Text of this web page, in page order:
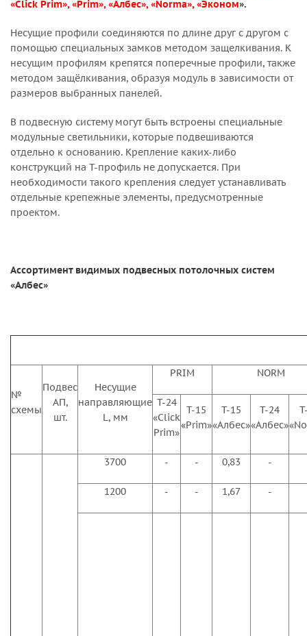
«Click Prim», «Prim», «Албес», «Norma», «Эконом».
Несущие профили соединяются по длине друг с другом с
помощью специальных замков методом защелкивания. К
несущим профилям крепятся поперечные профили, также
методом защёлкивания, образуя модуль в зависимости от
размеров выбранных панелей.
В подвесную систему могут быть встроены специальные
модульные светильники, которые подвешиваются
отдельно к основанию. Крепление каких-либо
конструкций на Т-профиль не допускается. При
необходимости такого крепления следует устанавливать
отдельные крепежные элементы, предусмотренные
проектом.
Ассортимент видимых подвесных потолочных систем
«Албес»
№
схемы
Подвес
АП,
шт.
Несущие
направляющие
L, мм
PRIM NORM
Т-24
«Click
Prim»
Т-15
«Prim»
Т-15
«Албес»
Т-24
«Албес»
3700 - - 0,83 -
1200 - - 1,67 -